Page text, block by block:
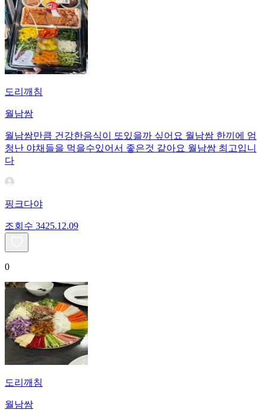
도리깨침
월남쌈
월남쌈만큼 건강한음식이 또있을까 싶어요 월남쌈 한끼에 엄
청난 야채들을 먹을수있어서 좋은것 같아요 월남쌈 최고입니
다
핑크다야
조회수 3425.12.09
0
도리깨침
월남쌈